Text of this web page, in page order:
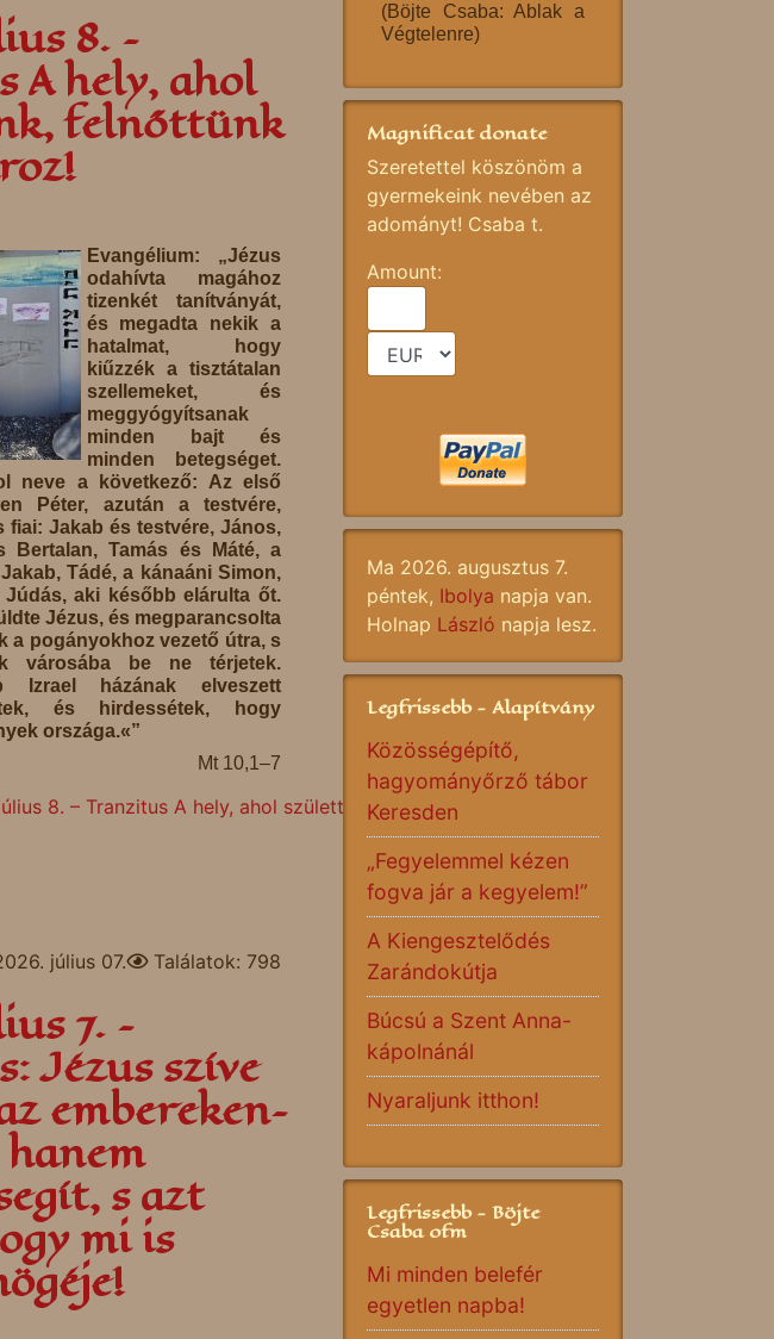
8. –
A hely, ahol
felnőttünk
Evangélium: „Jézus
odahívta magához
tizenkét tanítványát,
és megadta nekik a
hatalmat, hogy
kiűzzék a tisztátalan
szellemeket, és
meggyógyítsanak
minden bajt és
minden betegséget.
neve a következő: Az első
Péter, azután a testvére,
fiai: Jakab és testvére, János,
Bertalan, Tamás és Máté, a
Tádé, a kánaáni Simon,
aki később elárulta őt.
Jézus, és megparancsolta
a pogányokhoz vezető útra, s
városába be ne térjetek.
Izrael házának elveszett
és hirdessétek, hogy
országa.«”
Mt 10,1–7
8. – Tranzitus A hely, ahol születtünk, felnőttünk meghatároz!
július 07. Találatok: 798
7. –
Jézus szíve
embereken–
s azt
mi is
(Böjte Csaba: Ablak a
Végtelenre)
Magnificat donate
Szeretettel köszönöm a
gyermekeink nevében az
adományt! Csaba t.
Amount:
Ma 2026. augusztus 7.
péntek, Ibolya napja van.
Holnap László napja lesz.
Legfrissebb - Alapítvány
Közösségépítő,
hagyományőrző tábor
Keresden
„Fegyelemmel kézen
fogva jár a kegyelem!”
A Kiengesztelődés
Zarándokútja
Búcsú a Szent Anna-
kápolnánál
Nyaraljunk itthon!
Legfrissebb - Böjte
Csaba ofm
Mi minden belefér
egyetlen napba!